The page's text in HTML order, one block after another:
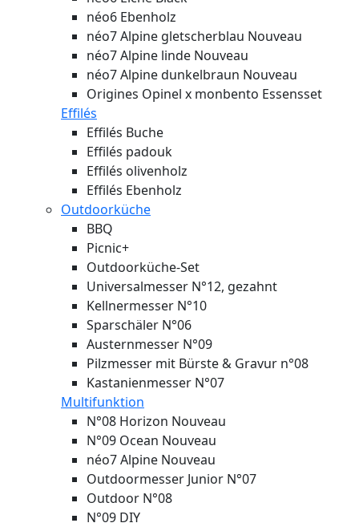
néo6 Ebenholz
néo7 Alpine gletscherblau Nouveau
néo7 Alpine linde Nouveau
néo7 Alpine dunkelbraun Nouveau
Origines Opinel x monbento Essensset
Effilés
Effilés Buche
Effilés padouk
Effilés olivenholz
Effilés Ebenholz
Outdoorküche
BBQ
Picnic+
Outdoorküche-Set
Universalmesser N°12, gezahnt
Kellnermesser N°10
Sparschäler N°06
Austernmesser N°09
Pilzmesser mit Bürste & Gravur n°08
Kastanienmesser N°07
Multifunktion
N°08 Horizon Nouveau
N°09 Ocean Nouveau
néo7 Alpine Nouveau
Outdoormesser Junior N°07
Outdoor N°08
N°09 DIY